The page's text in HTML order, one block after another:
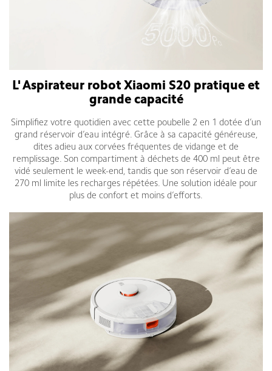
L' Aspirateur robot Xiaomi S20 pratique et
grande capacité
Simplifiez votre quotidien avec cette poubelle 2 en 1 dotée d’un
grand réservoir d’eau intégré. Grâce à sa capacité généreuse,
dites adieu aux corvées fréquentes de vidange et de
remplissage. Son compartiment à déchets de 400 ml peut être
vidé seulement le week-end, tandis que son réservoir d’eau de
270 ml limite les recharges répétées. Une solution idéale pour
plus de confort et moins d’efforts.